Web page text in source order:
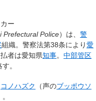
ー
Prefectural Police）は、 警
組織。警察法第38条により愛
者は愛知県知事。 中部管区
。
コノハズク （声のブッポウソ